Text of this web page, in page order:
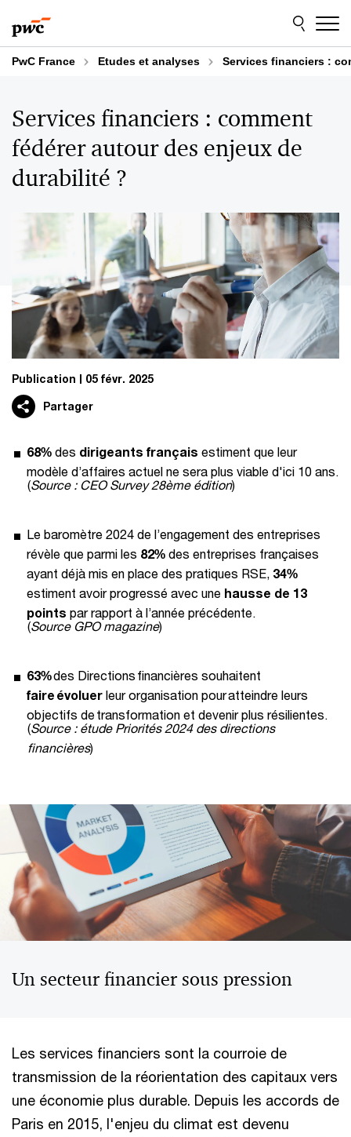
au
contenu
au
pied
dePwC France Etudes et analyses Services financiers :
Services financiers : comment
fédérer autour des enjeux de
durabilité ?
Publication 05 févr. 2025
Partager
68% des dirigeants français estiment que leur
modèle d’affaires actuel ne sera plus viable d'ici 10 ans.
(Source : CEO Survey 28ème édition)
Le baromètre 2024 de l’engagement des entreprises
révèle que parmi les 82% des entreprises françaises
ayant déjà mis en place des pratiques RSE, 34%
estiment avoir progressé avec une hausse de 13
points par rapport à l’année précédente.
(Source GPO magazine)
63%des Directions financières souhaitent
faire évoluer leur organisation pour atteindre leurs
objectifs de transformation et devenir plus résilientes.
(Source : étude Priorités 2024 des directions
financières)
Un secteur financier sous pression
Les services financiers sont la courroie de
transmission de la réorientation des capitaux vers
une économie plus durable. Depuis les accords de
Paris en 2015, l'enjeu du climat est devenu